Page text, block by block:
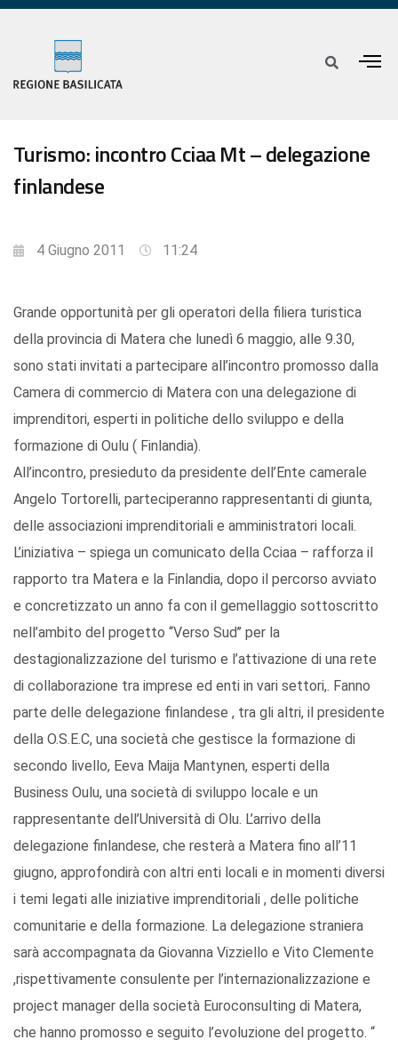
Turismo: incontro Cciaa Mt – delegazione
finlandese
4 Giugno 2011 11:24
Grande opportunità per gli operatori della filiera turistica
della provincia di Matera che lunedì 6 maggio, alle 9.30,
sono stati invitati a partecipare all’incontro promosso dalla
Camera di commercio di Matera con una delegazione di
imprenditori, esperti in politiche dello sviluppo e della
formazione di Oulu ( Finlandia).
All’incontro, presieduto da presidente dell’Ente camerale
Angelo Tortorelli, parteciperanno rappresentanti di giunta,
delle associazioni imprenditoriali e amministratori locali.
L’iniziativa – spiega un comunicato della Cciaa – rafforza il
rapporto tra Matera e la Finlandia, dopo il percorso avviato
e concretizzato un anno fa con il gemellaggio sottoscritto
nell’ambito del progetto “Verso Sud’’ per la
destagionalizzazione del turismo e l’attivazione di una rete
di collaborazione tra imprese ed enti in vari settori,. Fanno
parte delle delegazione finlandese , tra gli altri, il presidente
della O.S.E.C, una società che gestisce la formazione di
secondo livello, Eeva Maija Mantynen, esperti della
Business Oulu, una società di sviluppo locale e un
rappresentante dell’Università di Olu. L’arrivo della
delegazione finlandese, che resterà a Matera fino all’11
giugno, approfondirà con altri enti locali e in momenti diversi
i temi legati alle iniziative imprenditoriali , delle politiche
comunitarie e della formazione. La delegazione straniera
sarà accompagnata da Giovanna Vizziello e Vito Clemente
,rispettivamente consulente per l’internazionalizzazione e
project manager della società Euroconsulting di Matera,
che hanno promosso e seguito l’evoluzione del progetto. “